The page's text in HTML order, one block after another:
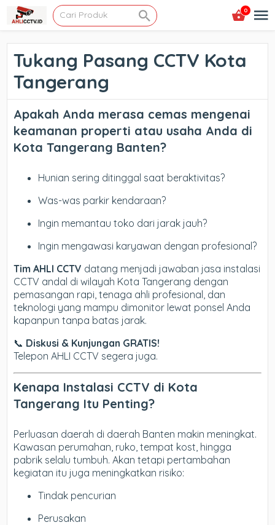
0
Tukang Pasang CCTV Kota
Tangerang
Apakah Anda merasa cemas mengenai
keamanan properti atau usaha Anda di
Kota Tangerang Banten?
Hunian sering ditinggal saat beraktivitas?
Was-was parkir kendaraan?
Ingin memantau toko dari jarak jauh?
Ingin mengawasi karyawan dengan profesional?
Tim AHLI CCTV datang menjadi jawaban jasa instalasi
CCTV andal di wilayah Kota Tangerang dengan
pemasangan rapi, tenaga ahli profesional, dan
teknologi yang mampu dimonitor lewat ponsel Anda
kapanpun tanpa batas jarak.
📞 Diskusi & Kunjungan GRATIS!
Telepon AHLI CCTV segera juga.
Kenapa Instalasi CCTV di Kota
Tangerang Itu Penting?
Perluasan daerah di daerah Banten makin meningkat.
Kawasan perumahan, ruko, tempat kost, hingga
pabrik selalu tumbuh. Akan tetapi pertambahan
kegiatan itu juga meningkatkan risiko:
Tindak pencurian
Perusakan